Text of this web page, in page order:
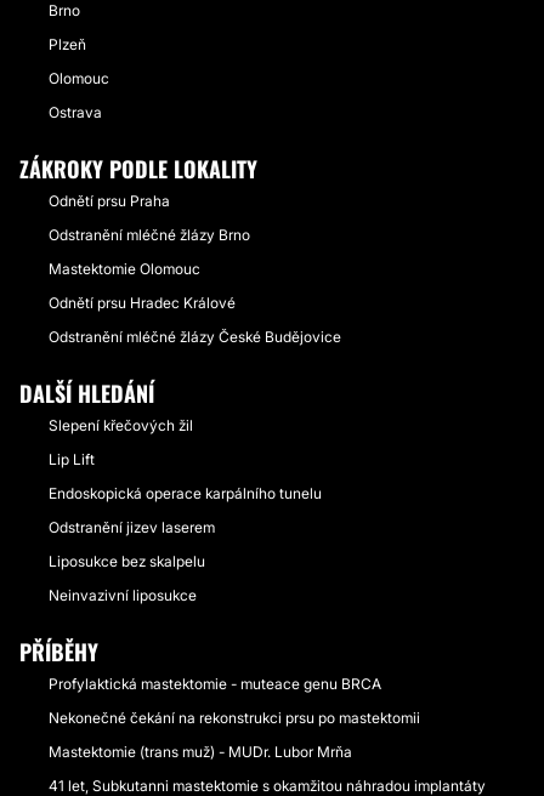
Brno
Plzeň
Olomouc
Ostrava
ZÁKROKY PODLE LOKALITY
Odnětí prsu Praha
Odstranění mléčné žlázy Brno
Mastektomie Olomouc
Odnětí prsu Hradec Králové
Odstranění mléčné žlázy České Budějovice
DALŠÍ HLEDÁNÍ
Slepení křečových žil
Lip Lift
Endoskopická operace karpálního tunelu
Odstranění jizev laserem
Liposukce bez skalpelu
Neinvazivní liposukce
PŘÍBĚHY
Profylaktická mastektomie - muteace genu BRCA
Nekonečné čekání na rekonstrukci prsu po mastektomii
Mastektomie (trans muž) - MUDr. Lubor Mrňa
41 let, Subkutanni mastektomie s okamžitou náhradou implantáty